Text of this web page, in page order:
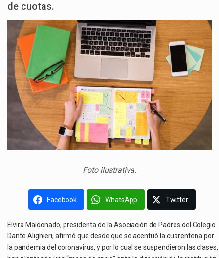
de cuotas.
Foto ilustrativa.
Facebook WhatsApp Twitter
Elvira Maldonado, presidenta de la Asociación de Padres del Colegio
Dante Alighieri, afirmó que desde que se acentuó la cuarentena por
la pandemia del coronavirus, y por lo cual se suspendieron las clases,